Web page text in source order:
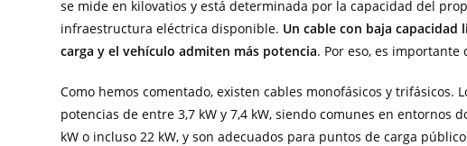
se mide en kilovatios y está determinada por la capacidad del
infraestructura eléctrica disponible. Un cable con baja
carga y el vehículo admiten más potencia. Por eso, es
Como hemos comentado, existen cables monofásicos y trifásicos.
potencias de entre 3,7 kW y 7,4 kW, siendo comunes en entornos
kW o incluso 22 kW, y son adecuados para puntos de carga